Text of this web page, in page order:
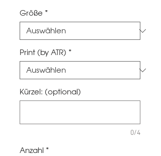
Größe *
Print (by ATR) *
Kürzel: (optional)
0/4
Anzahl *